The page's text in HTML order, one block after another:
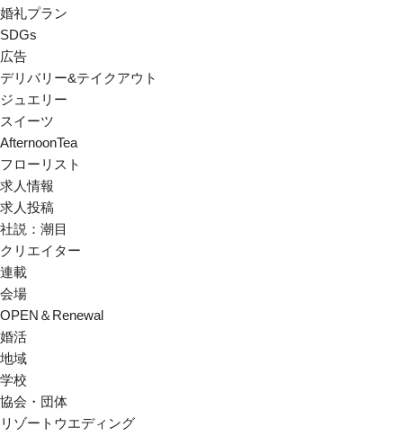
婚礼プラン
SDGs
広告
デリバリー&テイクアウト
ジュエリー
スイーツ
AfternoonTea
フローリスト
求人情報
求人投稿
社説：潮目
クリエイター
連載
会場
OPEN＆Renewal
婚活
地域
学校
協会・団体
リゾートウエディング